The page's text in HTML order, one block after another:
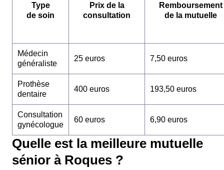
Type
de soin
Prix de la
consultation
Remboursement
de la mutuelle
Médecin
généraliste
25 euros 7,50 euros
Prothèse
dentaire
400 euros 193,50 euros
Consultation
gynécologue
60 euros 6,90 euros
Quelle est la meilleure mutuelle
sénior à Roques ?